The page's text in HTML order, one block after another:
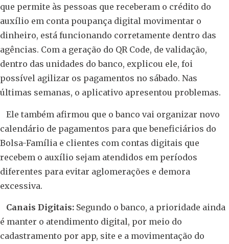
que permite às pessoas que receberam o crédito do
auxílio em conta poupança digital movimentar o
dinheiro, está funcionando corretamente dentro das
agências. Com a geração do QR Code, de validação,
dentro das unidades do banco, explicou ele, foi
possível agilizar os pagamentos no sábado. Nas
últimas semanas, o aplicativo apresentou problemas.
Ele também afirmou que o banco vai organizar novo
calendário de pagamentos para que beneficiários do
Bolsa-Família e clientes com contas digitais que
recebem o auxílio sejam atendidos em períodos
diferentes para evitar aglomerações e demora
excessiva.
Canais Digitais: Segundo o banco, a prioridade ainda
é manter o atendimento digital, por meio do
cadastramento por app, site e a movimentação do